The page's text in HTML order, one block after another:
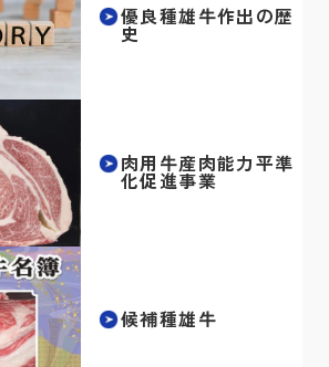
優良種雄牛作出の歴
史
肉用牛産肉能力平準
化促進事業
候補種雄牛